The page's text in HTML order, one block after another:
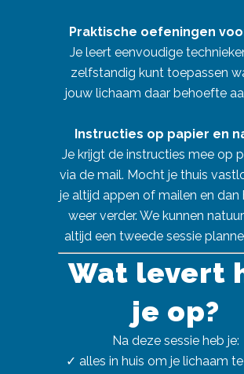
Praktische oefeningen
Je leert eenvoudige
zelfstandig kunt toepassen
jouw lichaam daar behoefte
Instructies op papier en
Je krijgt de instructies mee op
via de mail. Mocht je thuis
je altijd appen of mailen en dan
weer verder. We kunnen
altijd een tweede sessie
Wat levert
je op?
Na deze sessie heb je:
✓ alles in huis om je lichaam